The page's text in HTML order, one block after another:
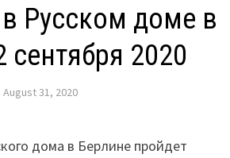
Русском доме в
сентября 2020
August 31, 2020
дома в Берлине пройдет